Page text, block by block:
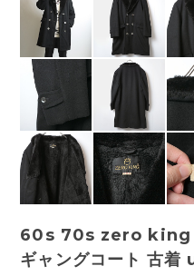
60s 70s zero king
ギャングコート 古着